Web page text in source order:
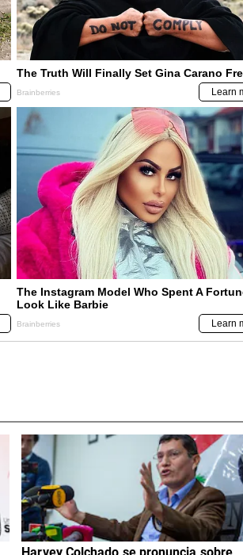
Harvey Colchado se pronuncia sobre